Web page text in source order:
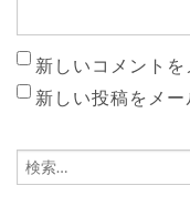
新しいコメント
新しい投稿をメ